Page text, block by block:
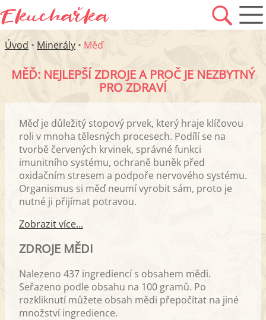
Úvod • Minerály • Měď
MĚĎ: NEJLEPŠÍ ZDROJE A PROČ JE NEZBYTNÝ
PRO ZDRAVÍ
Měď je důležitý stopový prvek, který hraje klíčovou
roli v mnoha tělesných procesech. Podílí se na
tvorbě červených krvinek, správné funkci
imunitního systému, ochraně buněk před
oxidačním stresem a podpoře nervového systému.
Organismus si měď neumí vyrobit sám, proto je
nutné ji přijímat potravou.
Zobrazit více...
ZDROJE MĚDI
Nalezeno 437 ingrediencí s obsahem mědi.
Seřazeno podle obsahu na 100 gramů. Po
rozkliknutí můžete obsah mědi přepočítat na jiné
množství ingredience.